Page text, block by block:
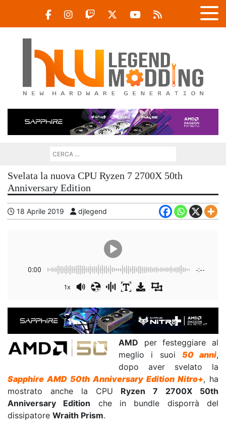
Svelata la nuova CPU Ryzen 7 2700X 50th
Anniversary Edition
18 Aprile 2019 djlegend
0:00 -:--
1x
AMD per festeggiare al
meglio i suoi 50 anni,
dopo aver svelato la
Sapphire AMD 50th Anniversary Edition Nitro+, ha
mostrato anche la CPU Ryzen 7 2700X 50th
Anniversary Edition che in bundle disporrà del
dissipatore Wraith Prism.